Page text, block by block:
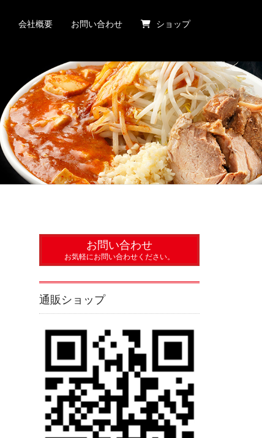
会社概要 お問い合わせ ショップ
お問い合わせ
お気軽にお問い合わせください。
通販ショップ